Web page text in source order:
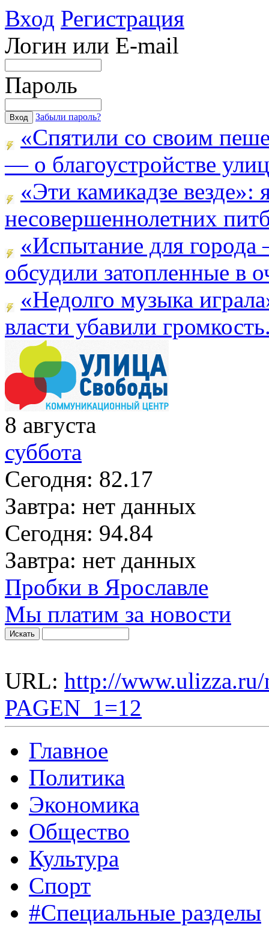
Вход Регистрация
Логин или E-mail
Пароль
Забыли пароль?
«Спятили со своим
— о благоустройстве
«Эти камикадзе везде»:
несовершеннолетних
«Испытание для
обсудили затопленные в
«Недолго музыка
власти убавили
8 августа
суббота
Сегодня: 82.17
Завтра: нет данных
Сегодня: 94.84
Завтра: нет данных
Пробки в Ярославле
Мы платим за новости
URL: http://
PAGEN_1=12
Главное
Политика
Экономика
Общество
Культура
Спорт
#Специальные разделы